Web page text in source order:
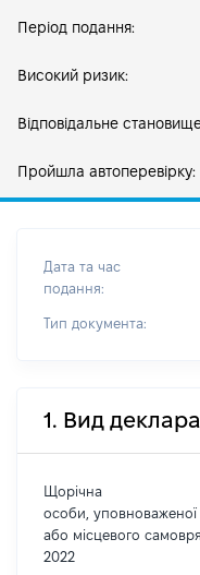
Період подання:
Високий ризик:
Відповідальне
Пройшла автоперевірку:
Дата та час
подання:
Тип документа:
1. Вид
Щорічна
особи,
або місцевого
2022